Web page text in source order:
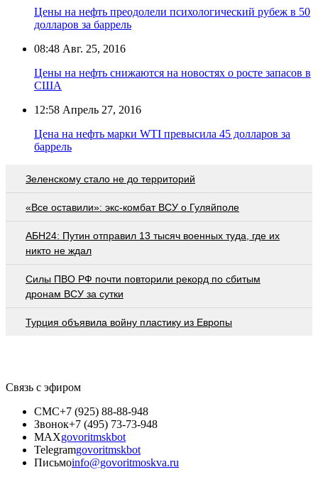
Цены на нефть преодолели психологический рубеж в 50
долларов за баррель
08:48 Авг. 25, 2016
Цены на нефть снижаются на новостях о росте запасов в
США
12:58 Апрель 27, 2016
Цена на нефть марки WTI превысила 45 долларов за
баррель
Зеленскому стало не до территорий
«Все оставили»: экс-комбат ВСУ о Гуляйполе
АБН24: Путин отправил 13 тысяч военных туда, где их
никто не ждал
Cилы ПВО РФ почти повторили рекорд по сбитым
дронам ВСУ за сутки
Турция объявила войну пластику из Европы
Связь с эфиром
СМС+7 (925) 88-88-948
Звонок+7 (495) 73-73-948
MAXgovoritmskbot
Telegramgovoritmskbot
Письмоinfo@govoritmoskva.ru